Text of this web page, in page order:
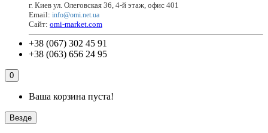
г. Киев ул. Олеговская 36, 4-й этаж, офис 401
Email: info@omi.net.ua
Сайт: omi-market.com
+38 (067) 302 45 91
+38 (063) 656 24 95
0
Ваша корзина пуста!
Везде